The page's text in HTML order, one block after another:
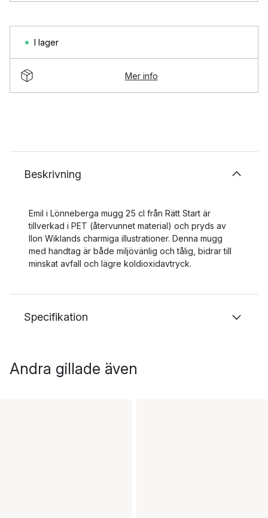
I lager
Mer info
Beskrivning
Emil i Lönneberga mugg 25 cl från Rätt Start är
tillverkad i PET (återvunnet material) och pryds av
Ilon Wiklands charmiga illustrationer. Denna mugg
med handtag är både miljövänlig och tålig, bidrar till
minskat avfall och lägre koldioxidavtryck.
Specifikation
Andra gillade även